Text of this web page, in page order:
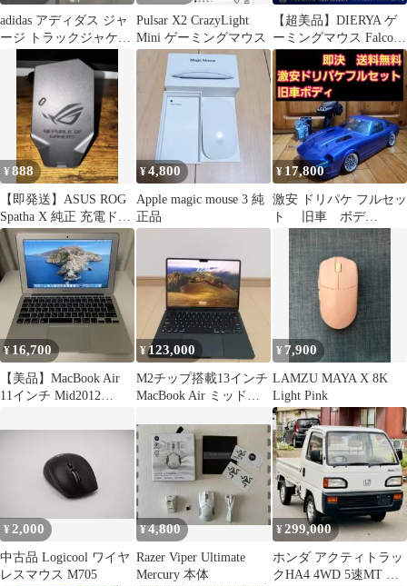
adidas アディダス ジャ
ージ トラックジャケッ
Pulsar X2 CrazyLight
Mini ゲーミングマウス
【超美品】DIERYA ゲ
ーミングマウス Falcon
M1 24000DPI
¥888
【即発送】ASUS ROG
Spatha X 純正 充電ドッ
ク
¥4,800
Apple magic mouse 3 純
正品
¥ 17,800
激安 ドリパケ フルセッ
ト 旧車 ボデ
ィ tt02 ラジコ
ン YD-2
¥ 16,700
【美品】MacBook Air
11インチ Mid2012
¥123,000
M2チップ搭載13インチ
MacBook Air ミッドナ
¥ 7,900
LAMZU MAYA X 8K
Light Pink
¥ 2,000
中古品 Logicool ワイヤ
レスマウス M705
¥4,800
Razer Viper Ultimate
Mercury 本体
¥299,000
ホンダ アクティトラッ
クHA4 4WD 5速MT 極